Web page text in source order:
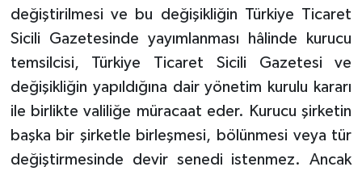
değiştirilmesi ve bu değişikliğin Türkiye Ticaret
Sicili Gazetesinde yayımlanması hâlinde kurucu
temsilcisi, Türkiye Ticaret Sicili Gazetesi ve
değişikliğin yapıldığına dair yönetim kurulu kararı
ile birlikte valiliğe müracaat eder. Kurucu şirketin
başka bir şirketle birleşmesi, bölünmesi veya tür
değiştirmesinde devir senedi istenmez. Ancak